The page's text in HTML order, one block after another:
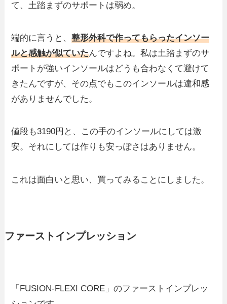
て、土踏まずのサポートは弱め。
端的に言うと、整形外科で作ってもらったインソー
ルと感触が似ていたんですよね。私は土踏まずのサ
ポートが強いインソールはどうも合わなくて避けて
きたんですが、その点でもこのインソールは違和感
がありませんでした。
値段も3190円と、この手のインソールにしては激
安。それにしては作りも安っぽさはありません。
これは面白いと思い、買ってみることにしました。
ファーストインプレッション
「FUSION-FLEXI CORE」のファーストインプレッ